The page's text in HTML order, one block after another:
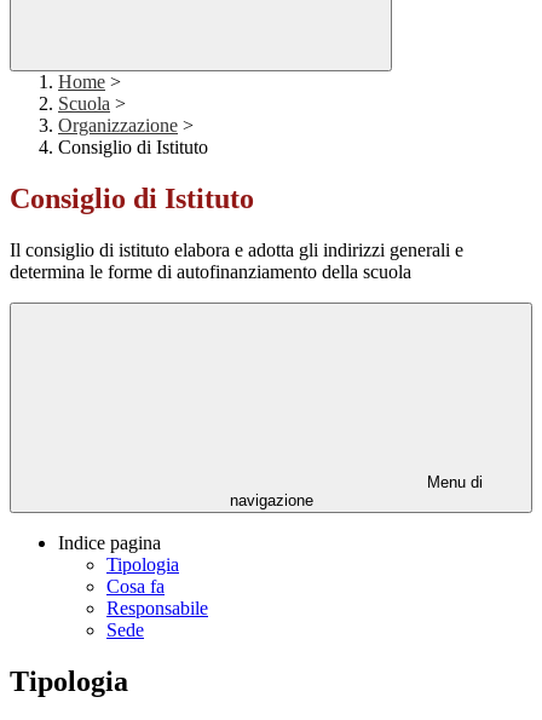
Home >
Scuola >
Organizzazione >
Consiglio di Istituto
Consiglio di Istituto
Il consiglio di istituto elabora e adotta gli indirizzi generali e
determina le forme di autofinanziamento della scuola
Menu di
navigazione
Indice pagina
Tipologia
Cosa fa
Responsabile
Sede
Tipologia